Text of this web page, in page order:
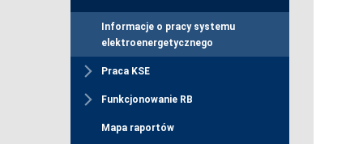
Informacje o pracy systemu
elektroenergetycznego
Praca KSE
Funkcjonowanie RB
Mapa raportów